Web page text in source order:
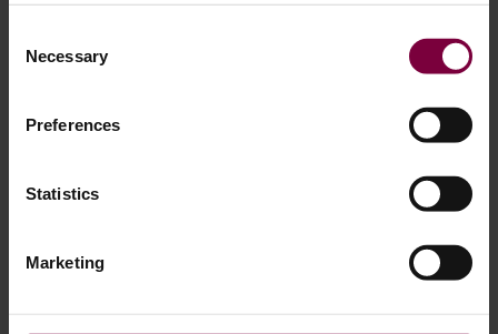
Selection
Necessary
Preferences
Statistics
Marketing
리를 사용하면 많은 이점을 얻을 수 있습니다.
대량으로 휠을 수리하는 수리점의 경우, 휠 라이브러리의 이
하면 매주 수많은 시간을 절약할 수 있어 지루한 작업은 줄
실제로 약 80%의 바퀴가 이미 라이브러리에 분류되어 있을
해당 바퀴를 원래의 도로로 돌려보내는 데 더 많은 시간을